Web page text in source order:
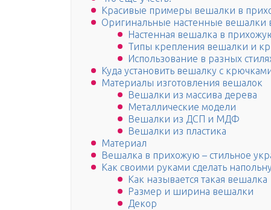
Красивые примеры вешалки в
Оригинальные настенные вешалки
Настенная вешалка в
Типы крепления вешалки и
Использование в разных
Куда установить вешалку с
Материалы изготовления вешалок
Вешалки из массива дерева
Металлические модели
Вешалки из ДСП и МДФ
Вешалки из пластика
Материал
Вешалка в прихожую – стильное
Как своими руками сделать
Как называется такая вешалка
Размер и ширина вешалки
Декор